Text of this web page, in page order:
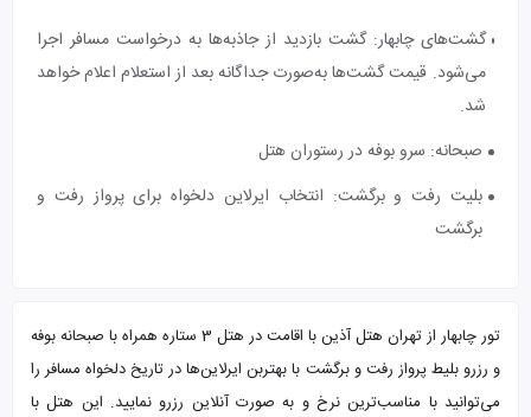
گشت‌های چابهار: گشت بازدید از جاذبه‌ها به درخواست مسافر اجرا
می‌شود. قیمت گشت‌ها به‌صورت جداگانه بعد از استعلام اعلام خواهد
شد.
صبحانه: سرو بوفه در رستوران هتل
بلیت رفت و برگشت: انتخاب ایرلاین دلخواه برای پرواز رفت و
برگشت
تور چابهار از تهران هتل آذین با اقامت در هتل 3 ستاره همراه با صبحانه بوفه
و رزرو بلیط پرواز رفت و برگشت با بهتربن ایرلاین‌ها در تاریخ دلخواه مسافر را
می‌توانید با مناسب‌ترین نرخ و به صورت آنلاین رزرو نمایید. این هتل با